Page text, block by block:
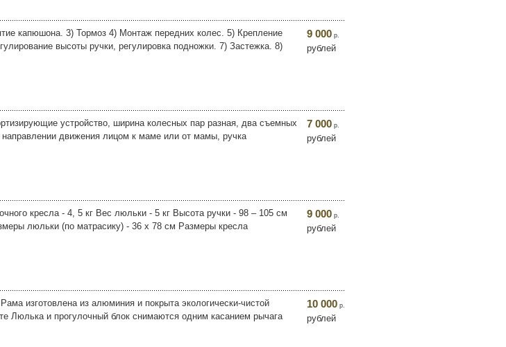
капюшона. 3) Тормоз 4) Монтаж передних колес. 5) Крепление
высоты ручки, регулировка подножки. 7) Застежка. 8)
9 000 р.
рублей
устройство, ширина колесных пар разная, два съемных
движения лицом к маме или от мамы, ручка
7 000 р.
рублей
кресла - 4, 5 кг Вес люльки - 5 кг Высотa ручки - 98 – 105 см
люльки (по матрасику) - 36 x 78 см Размеры кресла
9 000 р.
рублей
изготовлена из алюминия и покрыта экологически-чистой
Люлька и прогулочный блок снимаются одним касанием рычага
10 000 р.
рублей